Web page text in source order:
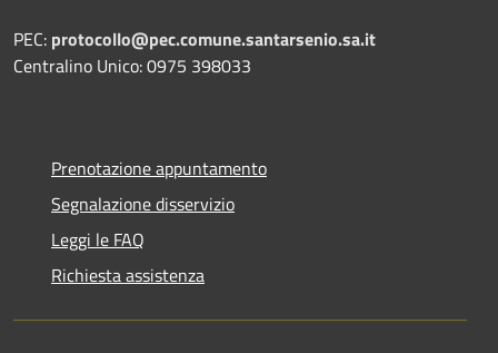
PEC: protocollo@pec.comune.santarsenio.sa.it
Centralino Unico: 0975 398033
Prenotazione appuntamento
Segnalazione disservizio
Leggi le FAQ
Richiesta assistenza